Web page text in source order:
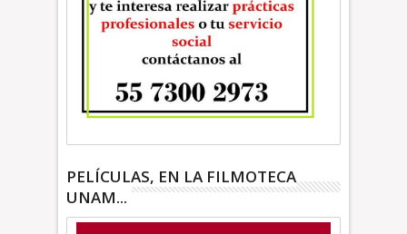
PELÍCULAS, EN LA FILMOTECA
UNAM...